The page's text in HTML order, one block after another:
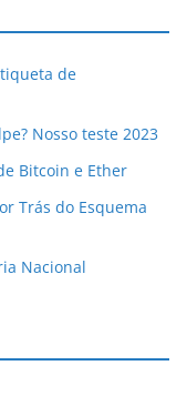
de
Nosso teste 2023
Bitcoin e Ether
Trás do Esquema
Nacional